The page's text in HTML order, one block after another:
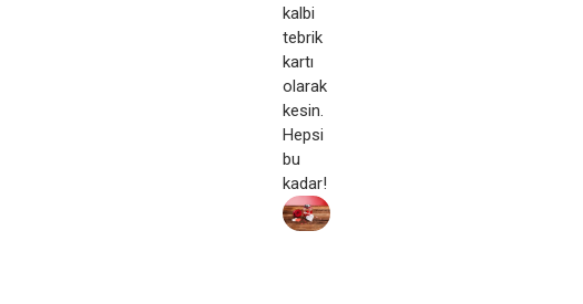
kalbi
tebrik
kartı
olarak
kesin.
Hepsi
bu
kadar!